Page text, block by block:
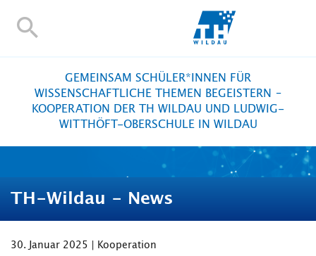
STUDIEREN UND WEITERBILDEN
IM STUDIUM
FORSCHUNG UND TRANSFER
BESCHÄFTIGTE
GEMEINSAM SCHÜLER*INNEN FÜR
WISSENSCHAFTLICHE THEMEN BEGEISTERN –
KOOPERATION DER TH WILDAU UND LUDWIG-
WITTHÖFT-OBERSCHULE IN WILDAU
TH-Wildau - News
30. Januar 2025 | Kooperation